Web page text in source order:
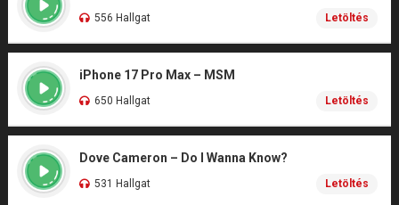
556 Hallgat Letöltés
iPhone 17 Pro Max – MSM
650 Hallgat Letöltés
Dove Cameron – Do I Wanna Know?
531 Hallgat Letöltés